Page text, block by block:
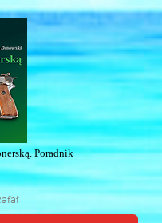
Poradnik